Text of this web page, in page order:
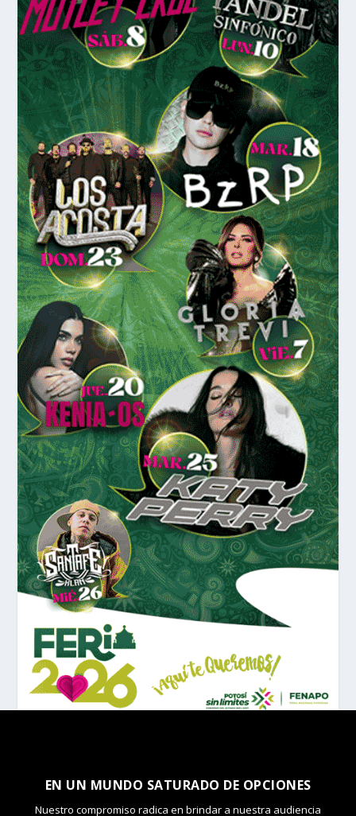
EN UN MUNDO SATURADO DE OPCIONES
Nuestro compromiso radica en brindar a nuestra audiencia